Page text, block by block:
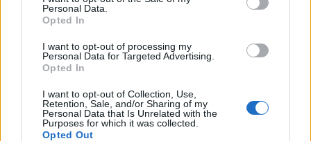
Personal Data.
Opted In
I want to opt-out of processing my
Personal Data for Targeted Advertising.
Opted In
I want to opt-out of Collection, Use,
Retention, Sale, and/or Sharing of my
Personal Data that Is Unrelated with the
Purposes for which it was collected.
Opted Out
di VareseNews.it, che rimane autonoma e indipendente. I messaggi inclusi nei
commenti non sono testi giornalistici, ma post inviati dai singoli lettori che
possono essere automaticamente pubblicati senza filtro preventivo. I commenti
che includano uno o più link a siti esterni verranno rimossi in automatico dal